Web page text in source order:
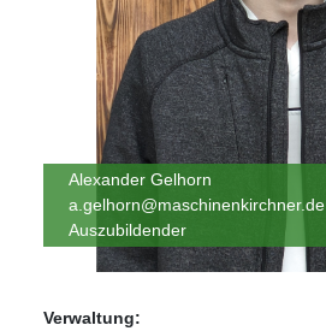
Alexander Gelhorn
a.gelhorn@maschinenkirchner.de
Auszubildender
Verwaltung: